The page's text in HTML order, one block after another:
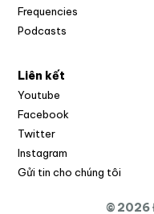
Frequencies
Podcasts
Liên kết
Youtube
Facebook
Twitter
Instagram
Gửi tin cho chúng tôi
© 2026